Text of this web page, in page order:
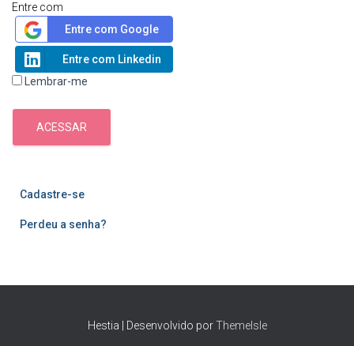
Entre com
Entre com Google
Entre com Linkedin
Lembrar-me
ACESSAR
Cadastre-se
Perdeu a senha?
Hestia | Desenvolvido porThemeIsle